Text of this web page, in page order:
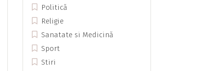
Politică
Religie
Sanatate si Medicină
Sport
Stiri